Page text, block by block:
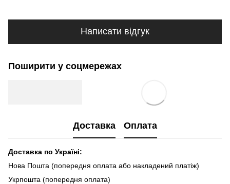
Написати відгук
Поширити у соцмережах
Доставка Оплата
Доставка по Україні:
Нова Пошта (попередня оплата або накладений платіж)
Укрпошта (попередня оплата)